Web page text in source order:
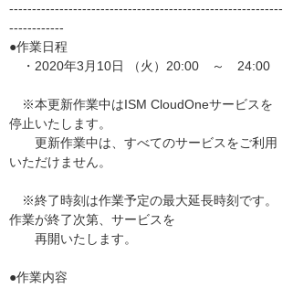
------------------------------------------------------------
------------
●作業日程
・2020年3月10日 （火）20:00 ～ 24:00
※本更新作業中はISM CloudOneサービスを
停止いたします。
更新作業中は、すべてのサービスをご利用
いただけません。
※終了時刻は作業予定の最大延長時刻です。
作業が終了次第、サービスを
再開いたします。
●作業内容